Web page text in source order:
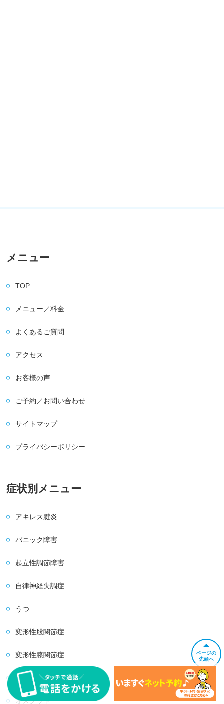
ページの
先頭へ
メニュー
TOP
メニュー／料金
よくあるご質問
アクセス
お客様の声
ご予約／お問い合わせ
サイトマップ
プライバシーポリシー
症状別メニュー
アキレス腱炎
パニック障害
起立性調節障害
自律神経失調症
うつ
変形性股関節症
変形性膝関節症
シンスプリント
オスグッド